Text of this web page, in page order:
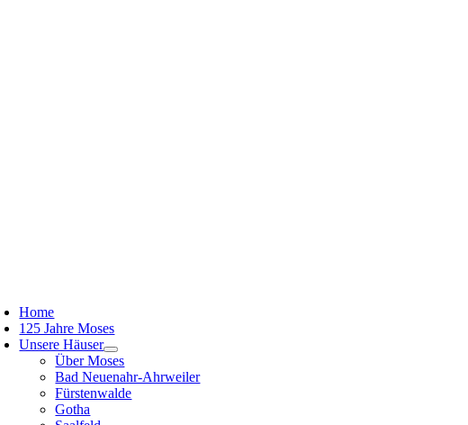
Home
125 Jahre Moses
Unsere Häuser
Über Moses
Bad Neuenahr-Ahrweiler
Fürstenwalde
Gotha